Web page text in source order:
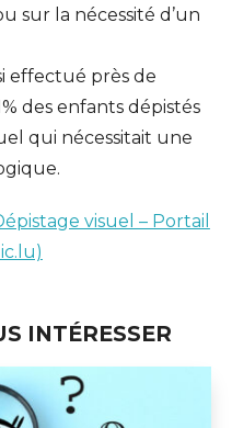
sur la nécessité d’un
effectué près de
des enfants dépistés
qui nécessitait une
visuel – Portail
INTÉRESSER